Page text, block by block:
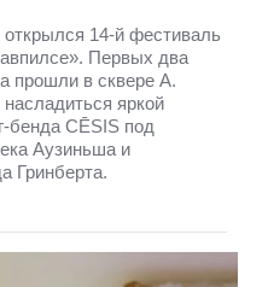
открылся 14-й фестиваль
Первых два
прошли в сквере А.
яркой
бенда CĒSIS под
Аузиньша и
Гринберта.